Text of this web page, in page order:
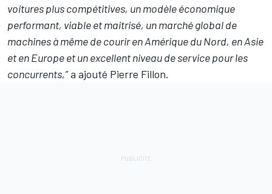
voitures plus compétitives, un modèle économique
performant, viable et maitrisé, un marché global de
machines à même de courir en Amérique du Nord, en Asie
et en Europe et un excellent niveau de service pour les
concurrents,”a ajouté Pierre Fillon.